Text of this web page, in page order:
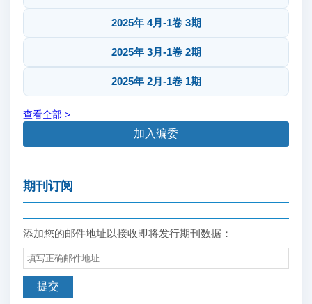
2025年 4月-1卷 3期
2025年 3月-1卷 2期
2025年 2月-1卷 1期
查看全部 >
加入编委
期刊订阅
添加您的邮件地址以接收即将发行期刊数据：